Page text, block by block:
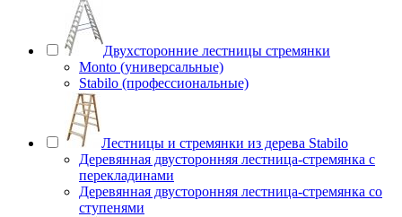
Двухсторонние лестницы стремянки
Monto (универсальные)
Stabilo (профессиональные)
Лестницы и стремянки из дерева Stabilo
Деревянная двусторонняя лестница-стремянка с
перекладинами
Деревянная двусторонняя лестница-стремянка со
ступенями